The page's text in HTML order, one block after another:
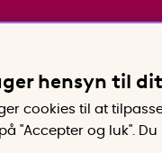
hensyn til
cookies til at
"Accepter og luk".